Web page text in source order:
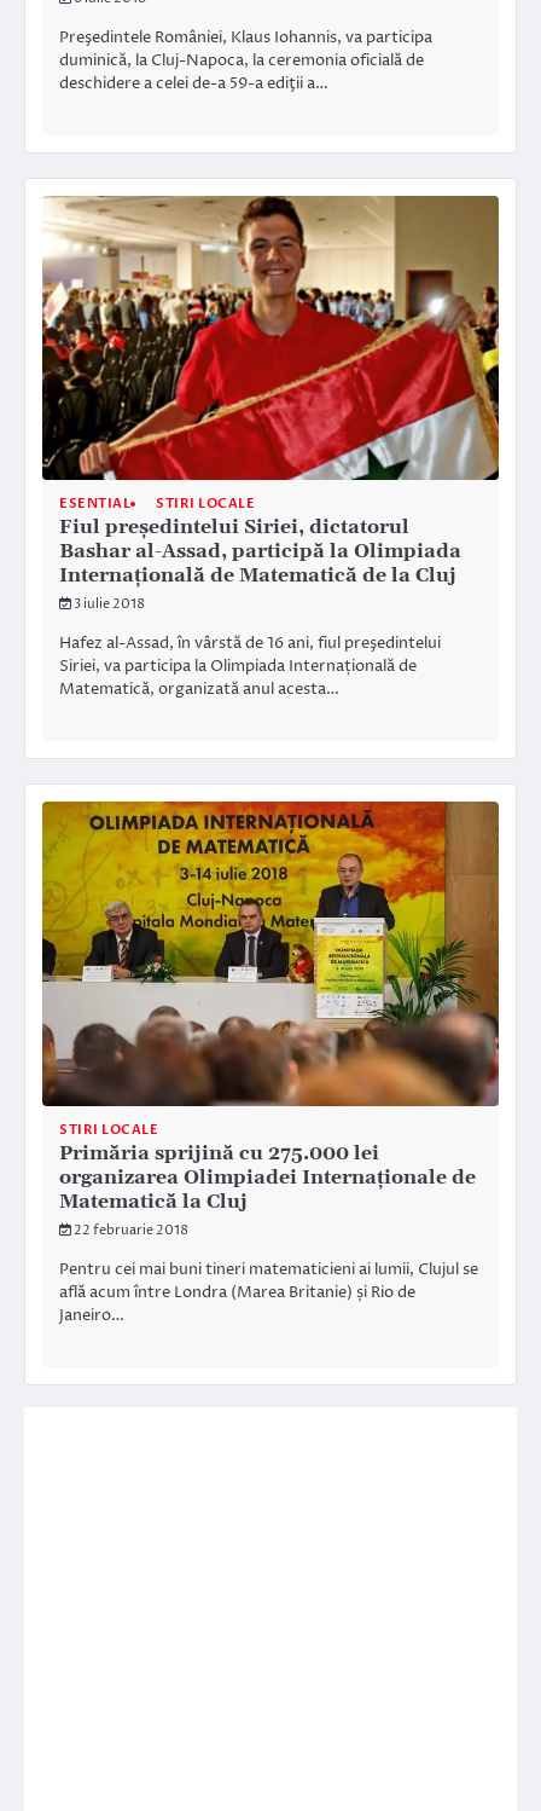
Preşedintele României, Klaus Iohannis, va participa
duminică, la Cluj-Napoca, la ceremonia oficială de
deschidere a celei de-a 59-a ediţii a…
ESENTIAL STIRI LOCALE
Fiul preşedintelui Siriei, dictatorul
Bashar al-Assad, participă la Olimpiada
Internațională de Matematică de la Cluj
3 iulie 2018
Hafez al-Assad, în vârstă de 16 ani, fiul preşedintelui
Siriei, va participa la Olimpiada Internațională de
Matematică, organizată anul acesta…
STIRI LOCALE
Primăria sprijină cu 275.000 lei
organizarea Olimpiadei Internaționale de
Matematică la Cluj
22 februarie 2018
Pentru cei mai buni tineri matematicieni ai lumii, Clujul se
află acum între Londra (Marea Britanie) și Rio de
Janeiro…